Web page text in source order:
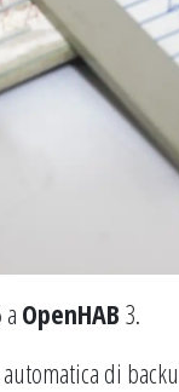
OpenHAB 3.
di